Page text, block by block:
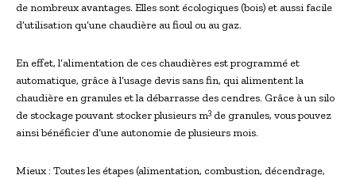
de nombreux avantages. Elles sont écologiques (bois) et aussi facile
d’utilisation qu’une chaudière au fioul ou au gaz.
En effet, l’alimentation de ces chaudières est programmé et
automatique, grâce à l’usage devis sans fin, qui alimentent la
chaudière en granules et la débarrasse des cendres. Grâce à un silo
de stockage pouvant stocker plusieurs m3 de granules, vous pouvez
ainsi bénéficier d’une autonomie de plusieurs mois.
Mieux : Toutes les étapes (alimentation, combustion, décendrage,